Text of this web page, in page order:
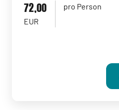
72,00
EUR
pro Person